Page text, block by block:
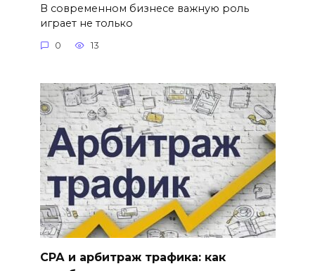
В современном бизнесе важную роль
играет не только
0 13
СРА и арбитраж трафика: как